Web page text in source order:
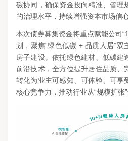
碳协同，确保资金投向精准、管理
的治理水平，持续增强资本市场信心
本次债券募集资金将重点赋能公司
划，聚焦“绿色低碳 + 品质人居”
房子建设。依托绿色建材、低碳建
前沿技术，全方位提升居住品质、
转化为业主可感知、可体验、可享
核心竞争力，推动行业从“规模扩张”